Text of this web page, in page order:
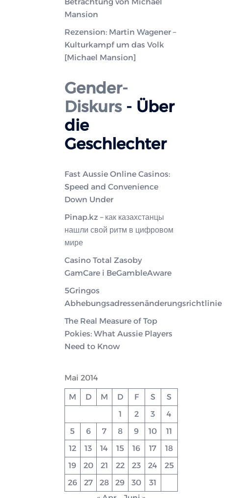
Mansion
Rezension: Martin Wagener –
Kulturkampf um das Volk
[Michael Mansion]
Gender-
Diskurs- Über
die
Geschlechter
Fast Aussie Online Casinos:
Speed and Convenience
Down Under
Pinap.kz – как казахстанцы
нашли свой ритм в цифровом
мире
Casino Total Zasoby
GamCare i BeGambleAware
5Gringos
Abhebungsadressenänderungsrichtlinie
The Real Measure of Top
Pokies: What Aussie Players
Need to Know
Mai 2014
M D M D F S
S
1
2 3
4
5
6 7 8 9 10
11
12
13 14 15 16 17
18
19
20 21 22 23 24
25
26
27 28 29 30
31